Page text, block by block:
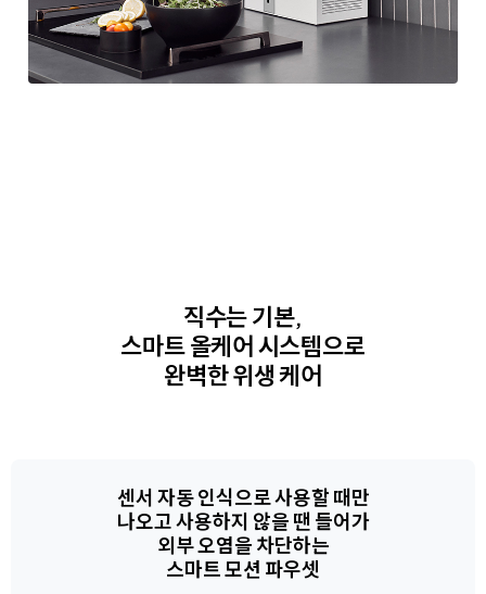
직수는 기본,
스마트 올케어 시스템으로
완벽한 위생 케어
센서 자동 인식으로 사용할 때만
나오고 사용하지 않을 땐 들어가
외부 오염을 차단하는
스마트 모션 파우셋